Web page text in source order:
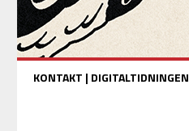
KONTAKT | DIGITALTIDNINGEN